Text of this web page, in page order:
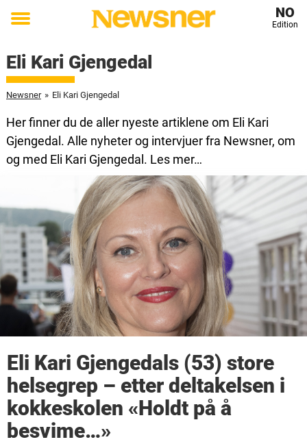
Toggle
NO
Edition
Eli Kari Gjengedal
Newsner » Eli Kari Gjengedal
Her finner du de aller nyeste artiklene om Eli Kari
Gjengedal. Alle nyheter og intervjuer fra Newsner, om
og med Eli Kari Gjengedal. Les mer…
Eli Kari Gjengedals (53) store
helsegrep – etter deltakelsen i
kokkeskolen «Holdt på å
besvime…»